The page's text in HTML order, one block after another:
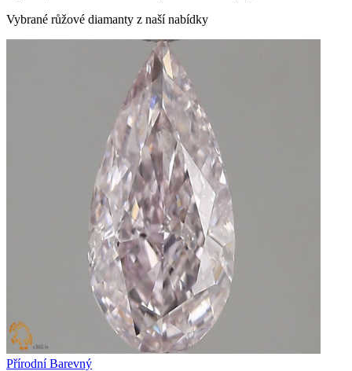
Vybrané růžové diamanty z naší nabídky
Přírodní Barevný